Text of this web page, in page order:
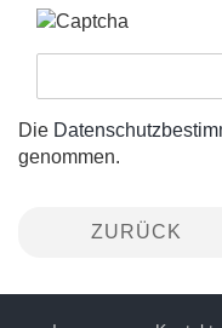
Die
genommen.
ZURÜCK